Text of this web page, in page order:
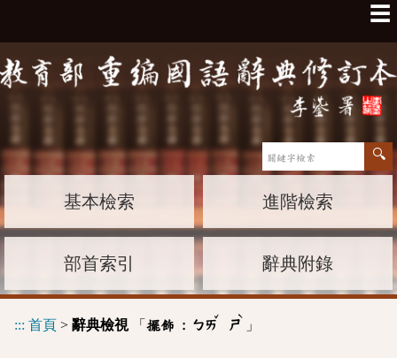
☰
基本檢索 進階檢索
部首索引 辭典附錄
::: 首頁 > 辭典檢視「 擺飾 : ㄅㄞ
ˇ
ㄕ
ˋ
」